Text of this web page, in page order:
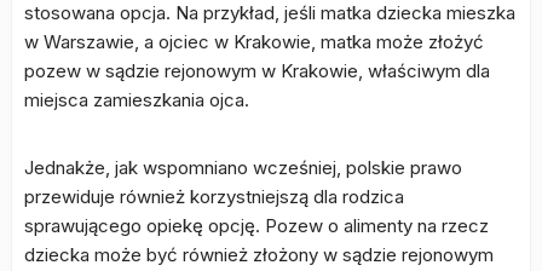
stosowana opcja. Na przykład, jeśli matka dziecka mieszka
w Warszawie, a ojciec w Krakowie, matka może złożyć
pozew w sądzie rejonowym w Krakowie, właściwym dla
miejsca zamieszkania ojca.
Jednakże, jak wspomniano wcześniej, polskie prawo
przewiduje również korzystniejszą dla rodzica
sprawującego opiekę opcję. Pozew o alimenty na rzecz
dziecka może być również złożony w sądzie rejonowym